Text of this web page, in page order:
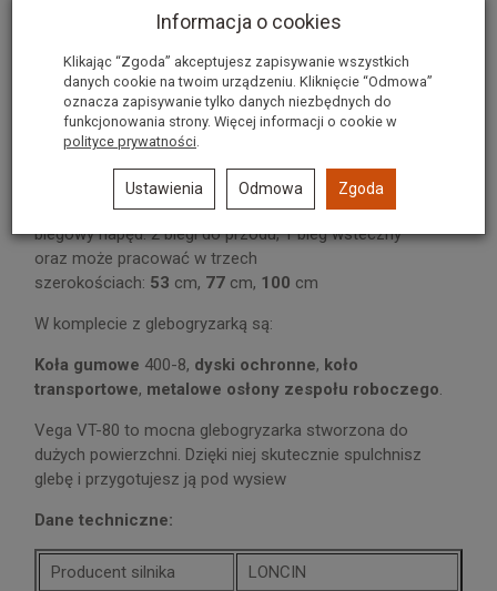
VT- 80 LONCIN
Glebogryzarka posiada silnik firmyLoncino potężnej
pojemności212 cm i wysokim momencie obrotowym
bez problemu poradzi sobie w każdych warunkach.
Uchwyt prowadzący jest regulowany w pionie i w
poziomie, dając użytkownikowi większą swobodę pracy.
GlebogryzarkaVEGA VT-80została wyposażona w trzy
biegowy napęd: 2 biegi do przodu, 1 bieg wsteczny
oraz może pracować w trzech
szerokościach: 53 cm, 77 cm, 100 cm
W komplecie z glebogryzarką są:
Koła gumowe 400-8, dyski ochronne, koło
transportowe, metalowe osłony zespołu roboczego.
Vega VT-80 to mocna glebogryzarka stworzona do
dużych powierzchni. Dzięki niej skutecznie spulchnisz
glebę i przygotujesz ją pod wysiew
Dane techniczne:
Producent silnika LONCIN
Informacja o cookies
Klikając “Zgoda” akceptujesz zapisywanie wszystkich
danych cookie na twoim urządzeniu. Kliknięcie “Odmowa”
oznacza zapisywanie tylko danych niezbędnych do
funkcjonowania strony. Więcej informacji o cookie w
polityce prywatności.
Ustawienia Odmowa Zgoda